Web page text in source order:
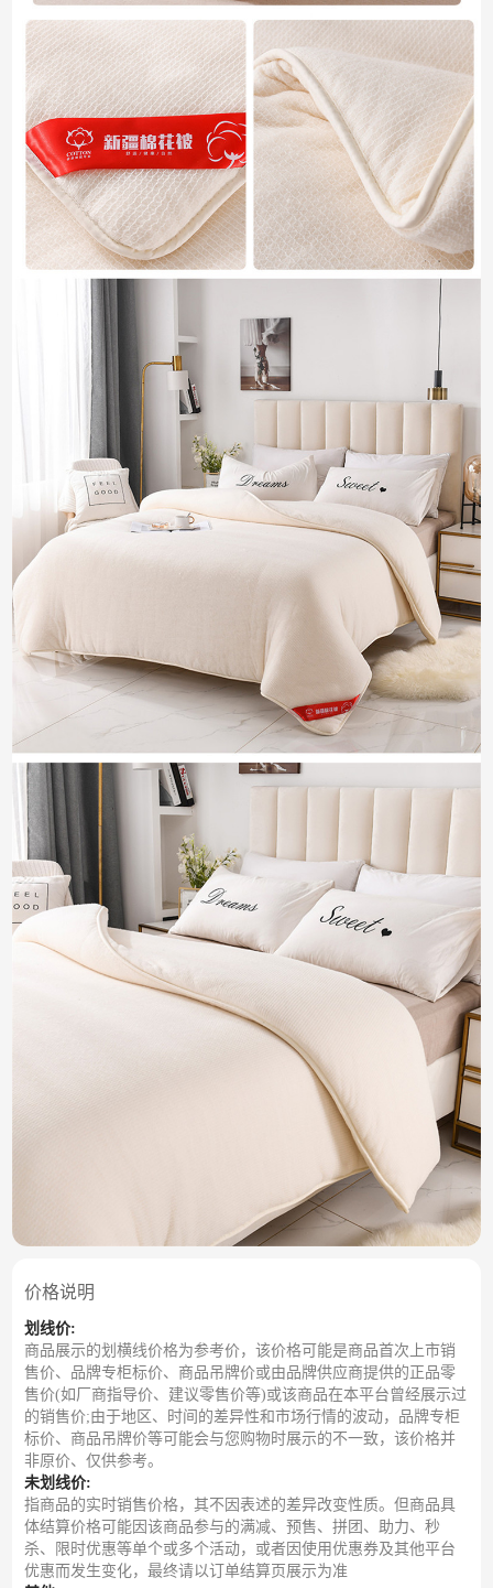
价格说明
划线价:
商品展示的划横线价格为参考价，该价格可能是商品首次上市销
售价、品牌专柜标价、商品吊牌价或由品牌供应商提供的正品零
售价(如厂商指导价、建议零售价等)或该商品在本平台曾经展示过
的销售价;由于地区、时间的差异性和市场行情的波动，品牌专柜
标价、商品吊牌价等可能会与您购物时展示的不一致，该价格并
非原价、仅供参考。
未划线价:
指商品的实时销售价格，其不因表述的差异改变性质。但商品具
体结算价格可能因该商品参与的满减、预售、拼团、助力、秒
杀、限时优惠等单个或多个活动，或者因使用优惠券及其他平台
优惠而发生变化，最终请以订单结算页展示为准